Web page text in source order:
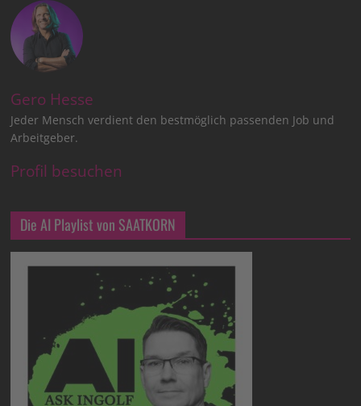
Gero Hesse
Jeder Mensch verdient den bestmöglich passenden Job und
Arbeitgeber.
Profil besuchen
Die AI Playlist von SAATKORN